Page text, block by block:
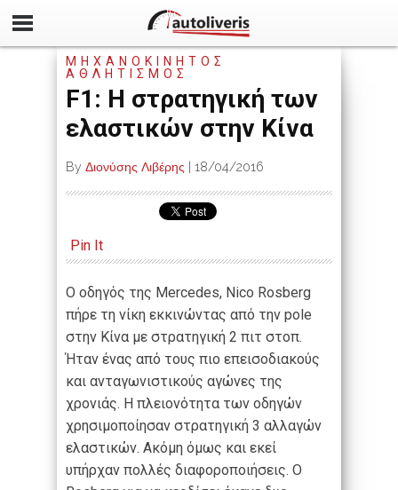
ΜΗΧΑΝΟΚΙΝΗΤΟΣ
ΑΘΛΗΤΙΣΜΟΣ
F1: Η στρατηγική των
ελαστικών στην Κίνα
By Διονύσης Λιβέρης 18/04/2016
Pin It
Ο οδηγός της Mercedes, Nico Rosberg
πήρε τη νίκη εκκινώντας από την pole
στην Κίνα με στρατηγική 2 πιτ στοπ.
Ήταν ένας από τους πιο επεισοδιακούς
και ανταγωνιστικούς αγώνες της
χρονιάς. Η πλειονότητα των οδηγών
χρησιμοποίησαν στρατηγική 3 αλλαγών
ελαστικών. Ακόμη όμως και εκεί
υπήρχαν πολλές διαφοροποιήσεις. Ο